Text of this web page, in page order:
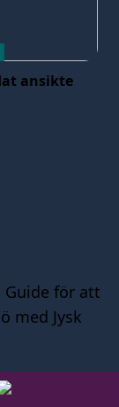
ansikte
Guide för att
med Jysk